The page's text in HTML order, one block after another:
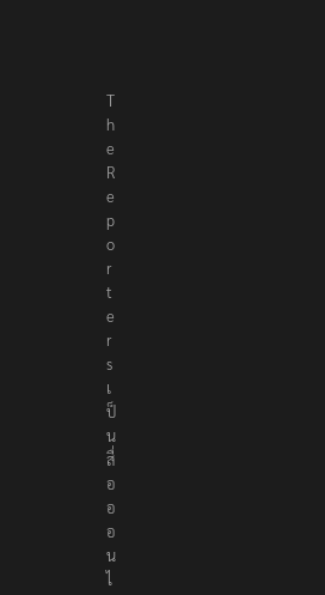
T
h
e
R
e
p
o
r
t
e
r
s
เ
ป็
น
สื่
อ
อ
อ